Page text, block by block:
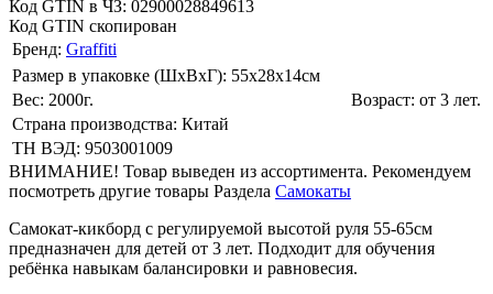
Код GTIN в ЧЗ: 02900028849613
Код GTIN скопирован
Бренд: Graffiti
Размер в упаковке (ШхВxГ): 55х28х14cм
Вес: 2000г.
Возраст: от 3 лет.
Страна производства: Китай
ТН ВЭД: 9503001009
ВНИМАНИЕ! Товар выведен из ассортимента. Рекомендуем
посмотреть другие товары Раздела Самокаты
Самокат-кикборд с регулируемой высотой руля 55-65см
предназначен для детей от 3 лет. Подходит для обучения
ребёнка навыкам балансировки и равновесия.